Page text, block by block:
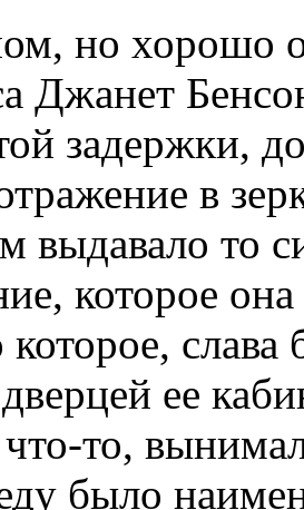
но хорошо
Джанет
задержки,
в
выдавало то
которое
которое,
ее
то,
было